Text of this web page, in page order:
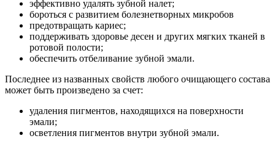
эффективно удалять зубной налет;
бороться с развитием болезнетворных микробов
предотвращать кариес;
поддерживать здоровье десен и других мягких тканей в
ротовой полости;
обеспечить отбеливание зубной эмали.
Последнее из названных свойств любого очищающего состава
может быть произведено за счет:
удаления пигментов, находящихся на поверхности
эмали;
осветления пигментов внутри зубной эмали.